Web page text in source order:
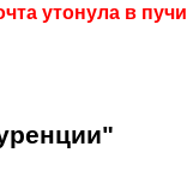
утонула в